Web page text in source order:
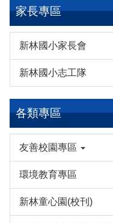
家長專區
新林國小家長會
新林國小志工隊
各類專區
友善校園專區
環境教育專區
新林童心園(校刊)